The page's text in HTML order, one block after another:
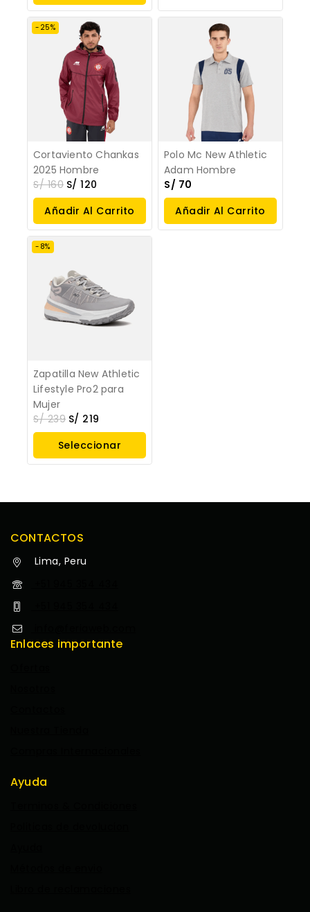
-25%
Cortaviento Chankas
2025 Hombre
S/160 S/ 120
Añadir Al Carrito
Polo Mc New Athletic
Adam Hombre
S/ 70
Añadir Al Carrito
-8%
Zapatilla New Athletic
Lifestyle Pro2 para
Mujer
S/239 S/ 219
Seleccionar
Opciones
CONTACTOS
Lima, Peru
Enlaces importante
Ayuda